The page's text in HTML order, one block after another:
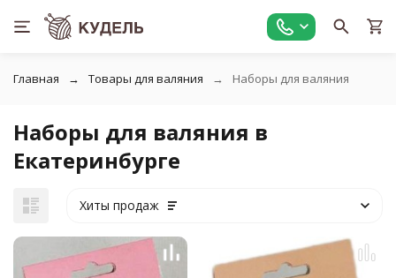
Главная Товары для валяния Наборы для валяния
Наборы для валяния в
Екатеринбурге
Хиты продаж